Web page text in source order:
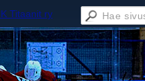
Titaanit ry